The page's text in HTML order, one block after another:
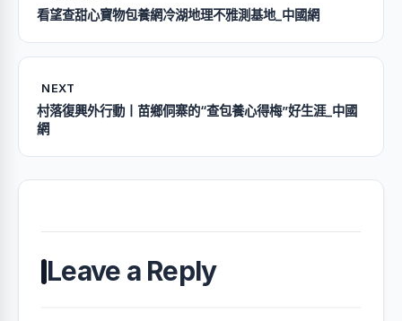
看望查甜心寶物包養網冷湖地理不雅測基地_中國網
NEXT
村落復興外行動丨苗鄉侗寨的“查包養心得梅”好生涯_中國
網
Leave a Reply